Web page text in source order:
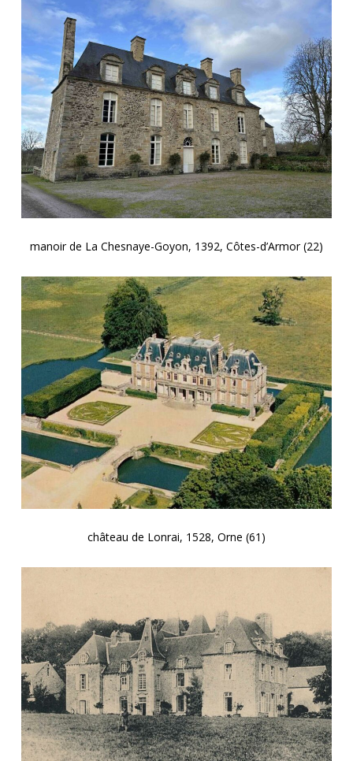
manoir de La Chesnaye-Goyon, 1392, Côtes-d’Armor (22)
château de Lonrai, 1528, Orne (61)